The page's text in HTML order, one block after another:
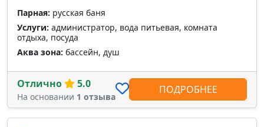
Парная: русская баня
Услуги: администратор, вода питьевая, комната
отдыха, посуда
Аква зона: бассейн, душ
Отлично 5.0
На основании 1 отзыва
ПОДРОБНЕЕ